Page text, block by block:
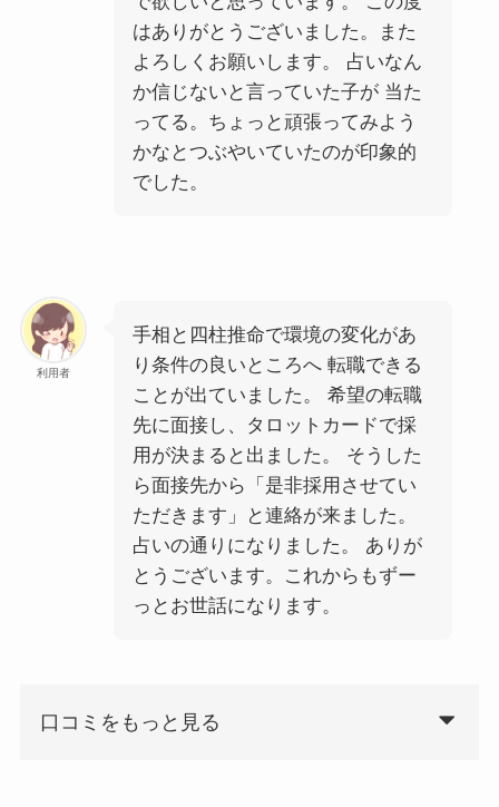
はありがとうございました。また
よろしくお願いします。 占いなん
か信じないと言っていた子が 当た
ってる。ちょっと頑張ってみよう
かなとつぶやいていたのが印象的
でした。
利用者
手相と四柱推命で環境の変化があ
り条件の良いところへ 転職できる
ことが出ていました。 希望の転職
先に面接し、タロットカードで採
用が決まると出ました。 そうした
ら面接先から「是非採用させてい
ただきます」と連絡が来ました。
占いの通りになりました。 ありが
とうございます。これからもずー
っとお世話になります。
口コミをもっと見る